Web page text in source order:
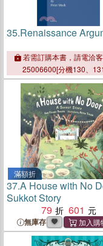
35.Renaissance
若需訂購本書，請電洽
25006600[分機130、
滿額折
37.A House with No
Sukkot Story
79
601
無庫存